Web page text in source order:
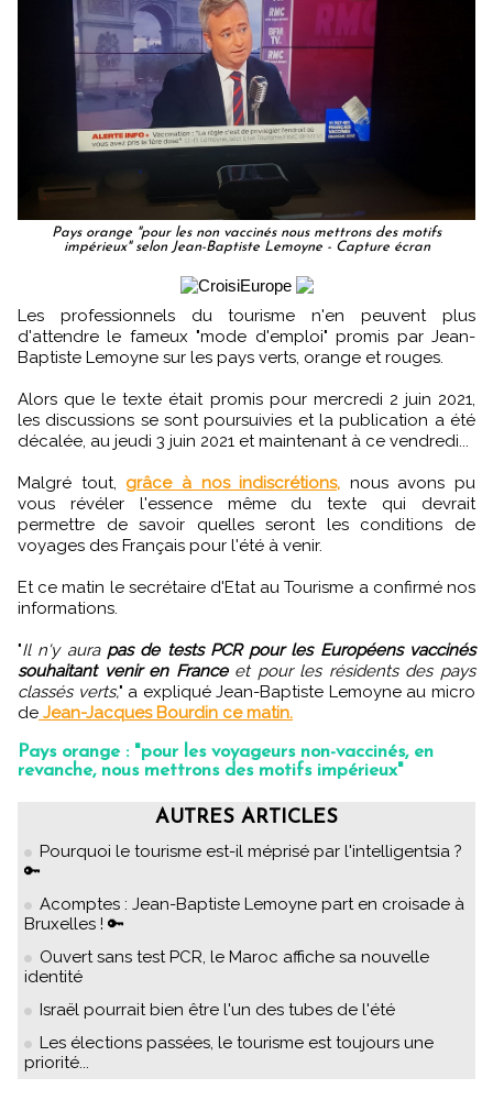
Pays orange "pour les non vaccinés nous mettrons des motifs
impérieux" selon Jean-Baptiste Lemoyne - Capture écran
Les professionnels du tourisme n'en peuvent plus
d'attendre le fameux "mode d'emploi" promis par Jean-
Baptiste Lemoyne sur les pays verts, orange et rouges.
Alors que le texte était promis pour mercredi 2 juin 2021,
les discussions se sont poursuivies et la publication a été
décalée, au jeudi 3 juin 2021 et maintenant à ce vendredi...
Malgré tout, grâce à nos indiscrétions, nous avons pu
vous révéler l'essence même du texte qui devrait
permettre de savoir quelles seront les conditions de
voyages des Français pour l'été à venir.
Et ce matin le secrétaire d'Etat au Tourisme a confirmé nos
informations.
"Il n'y aura pas de tests PCR pour les Européens vaccinés
souhaitant venir en Franceet pour les résidents des pays
classés verts," a expliqué Jean-Baptiste Lemoyne au micro
de Jean-Jacques Bourdin ce matin.
Pays orange : "pour les voyageurs non-vaccinés, en
revanche, nous mettrons des motifs impérieux"
AUTRES ARTICLES
Pourquoi le tourisme est-il méprisé par l'intelligentsia ?
🔑
Acomptes : Jean-Baptiste Lemoyne part en croisade à
Bruxelles ! 🔑
Ouvert sans test PCR, le Maroc affiche sa nouvelle
identité
Israël pourrait bien être l'un des tubes de l'été
Les élections passées, le tourisme est toujours une
priorité...